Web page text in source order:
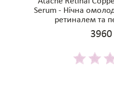
Serum - Нічна
ретиналем та
3960